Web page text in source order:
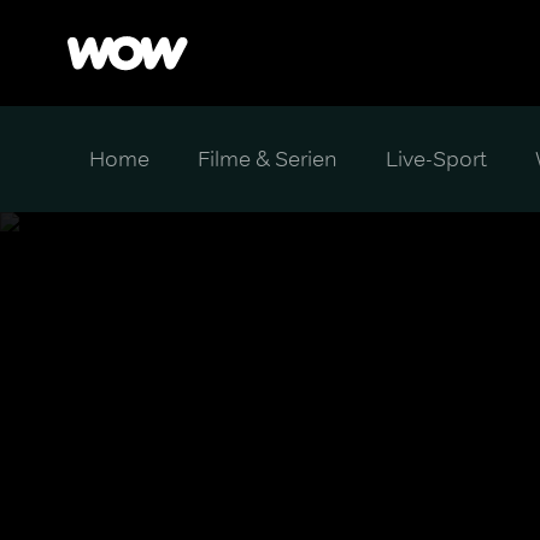
Home Filme & Serien Live-Sport